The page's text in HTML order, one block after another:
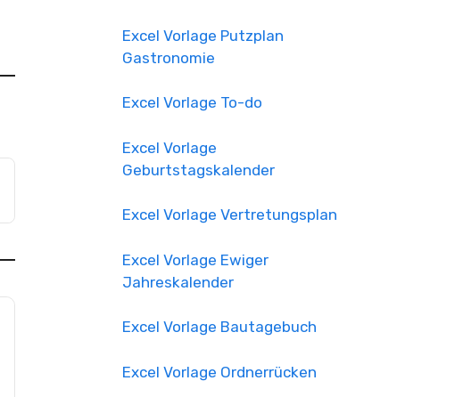
Excel Vorlage Putzplan
Gastronomie
Excel Vorlage To-do
Excel Vorlage
Geburtstagskalender
Excel Vorlage Vertretungsplan
Excel Vorlage Ewiger
Jahreskalender
Excel Vorlage Bautagebuch
Excel Vorlage Ordnerrücken